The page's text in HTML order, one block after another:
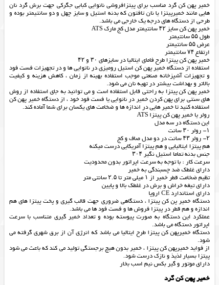
خمیر پهن کن گرد مناسب برای پیتزافروشی نانوایی کبابی جگرکی جهت برش گرد نان
هایی مانند خمیرپیتزا یا نان تافتون که بدنه استیل و سایز چهل و دو سانتیمتر بوده و
طرحی از دستگاه های درجه یک خارجی می باشد.
خمیر پهن کن سایز ۴۲ سانتیمتر مدل کج مارک ATS
طول ۵۵ سانتیمتر
عرض ۵۵ سانتیمتر
ارتفاع ۷۴ سانتیمتر
خمیر پهن کن پیتزا طرح فامای ایتالیا در سایزهای ۳۰ و ۴۲
استفاده از دستگاه خمیر پهن کن استیل رومیزی در نانوایی ها و در تجهیزات فست فود
و تجهیزات آشپزخانه صنعتی موجب استفاده بهینه از زمان ، کاهش هزینه و کیفیت
بالاتر و بهداشت بیشتر در تهیه نان می شود.
خمیر پهن کن پیتزا به راحتی قابل استفاده است و می توانید به جای استفاده از روش
های سنتی برای پهن کردن خمیر در نانوایی یا فست فود خود ، از دستگاه خمیر پهن کن
استفاده کنید تا خمیر هایی در اندازه ها و ضخامت های یکسان برای شما آماده کند.
رولر یا خمیر پهن کن پیتزا ATS
این دستگاه در سه مدل
۱- رولر ۳۰ سانت
۲- رولر ۴۳ سانت در دو مدل صاف و کج
هم پیتزا ایتالیایی و هم پیتزا آمریکایی درست میکنه
جنس بدنه تماما استیل نگیر ۳۰۴
سرعت کار : با توجه به سرعت اپراتور بدون محدودیت
دارای غلطک ضد چسبندگی به خمیر
تظیم ضخامت قطر خمیر از ۱ میلی متر تا ۲.۵ سانتی متر
دارای تیغه خراش و برش در غلطک بالا و پایین
دارای استاندارد CE اروپا
دستگاه خمیر پن کن پیتزا ، دستگاهی ضروری جهت قالب گیری و پخت پیتزا های هم
اندازه و هم قطر در پیتزا فروش ها و فست فود ها می باشد.
عملکرد این دستگاه به صورت پیوسته بوده و تعداد خمیر گیری متناسب با سرعت
اپراتور دستگاه می باشد.
دستگاه خمیرپهن کن پیتزا طرح ایتالیا می باشد که انرژی آن از برق شهری گرفته می
شود.
از فواید خمیرپهن کن پیتزا ، خمیر بدون هیچ برجستگی تولید می کند که باعث می شود
پیتزا بسیار لذیذ و نازک درست شود.
دارای موتور و گیر بکس نیم اسب بخار
خمیر پهن کن گرد